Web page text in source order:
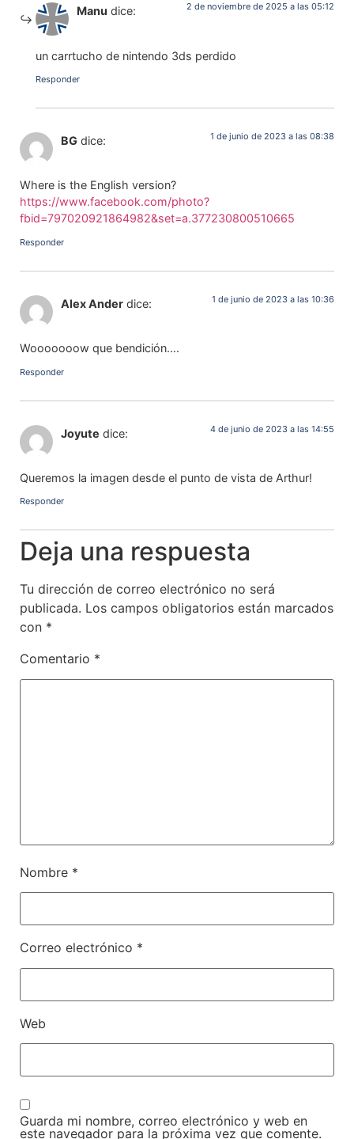
Manu dice: 2 de noviembre de 2025 a las 05:12
un carrtucho de nintendo 3ds perdido
Responder
BG dice: 1 de junio de 2023 a las 08:38
Where is the English version?
https://www.facebook.com/photo?
fbid=797020921864982&set=a.377230800510665
Responder
Alex Ander dice: 1 de junio de 2023 a las 10:36
Wooooooow que bendición….
Responder
Joyute dice: 4 de junio de 2023 a las 14:55
Queremos la imagen desde el punto de vista de Arthur!
Responder
Deja una respuesta
Tu dirección de correo electrónico no será
publicada. Los campos obligatorios están marcados
con *
Comentario *
Nombre *
Correo electrónico *
Web
Guarda mi nombre, correo electrónico y web en
este navegador para la próxima vez que comente.